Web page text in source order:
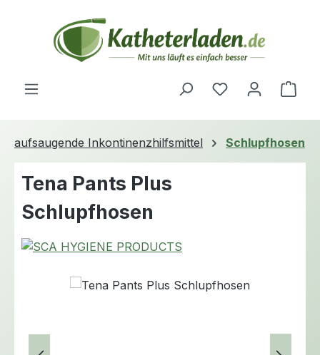
Zum Hauptinhalt springen
Du hast 0
aufsaugende Inkontinenzhilfsmittel Schlupfhosen
Tena Pants Plus
Schlupfhosen
Bildergalerie überspringen